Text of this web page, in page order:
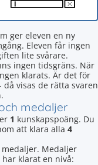
ger eleven en ny
Eleven får ingen
lite svårare.
ingen tidsgräns. När
klarats. Är det för
då visas de rätta svaren
medaljer
1 kunskapspoäng. Du
att klara alla 4
medaljer. Medaljer
klarat en nivå: